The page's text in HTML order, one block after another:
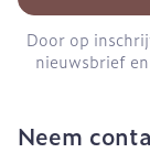
Door op
nieuwsbrief
Neem